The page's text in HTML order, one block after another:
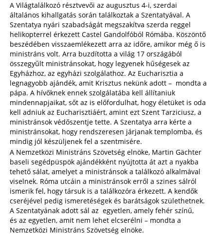
A Világtalálkozó résztvevői az augusztus 4-i, szerdai
általános kihallgatás során találkoztak a Szentatyával. A
Szentatya nyári szabadságát megszakítva szerda reggel
helikopterrel érkezett Castel Gandolfóból Rómába. Köszöntő
beszédében visszaemlékezett arra az időre, amikor még ő is
ministráns volt. Arra buzdította a világ 17 országából
összegyűlt ministránsokat, hogy legyenek hűségesek az
Egyházhoz, az egyházi szolgálathoz. Az Eucharisztia a
legnagyobb ajándék, amit Krisztus nekünk adott – mondta a
pápa. A hívőknek ennek szolgálatába kell állítaniuk
mindennapjaikat, sőt az is előfordulhat, hogy életüket is oda
kell adniuk az Eucharisztiáért, amint ezt Szent Tarziciusz, a
ministránsok védőszentje tette. A Szentatya arra kérte a
ministránsokat, hogy rendszeresen járjanak templomba, és
mindig jól készüljenek fel a szentmisére.
A Nemzetközi Ministráns Szövetség elnöke, Martin Gächter
baseli segédpüspök ajándékként nyújtotta át azt a nyakba
tehető sálat, amelyet a ministránsok a találkozó alkalmával
viselnek. Róma utcáin a ministránsok erről a szines sálról
ismerik fel, hogy társuk is a találkozóra érkezett. A kendők
cseréjével pedig ismeretéségek és barátságok születhetnek.
A Szentatyának adott sál az egyetlen, amely fehér színű,
és az egyetlen, amit nem lehet elcserélni – mondta a
Nemzetközi Ministráns Szövetség elnöke.